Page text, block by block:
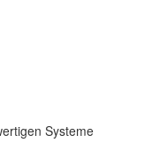
Systeme